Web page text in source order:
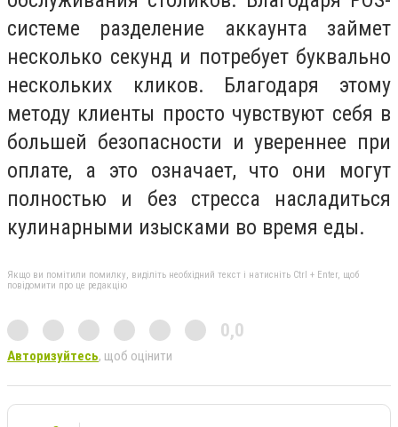
системе разделение аккаунта займет
несколько секунд и потребует буквально
нескольких кликов. Благодаря этому
методу клиенты просто чувствуют себя в
большей безопасности и увереннее при
оплате, а это означает, что они могут
полностью и без стресса насладиться
кулинарными изысками во время еды.
Якщо ви помітили помилку, виділіть необхідний текст і натисніть Ctrl + Enter, щоб
повідомити про це редакцію
0,0
Авторизуйтесь, щоб оцінити